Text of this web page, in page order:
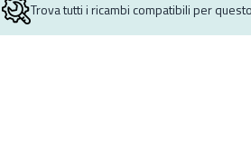
Trova tutti i ricambi compatibili per